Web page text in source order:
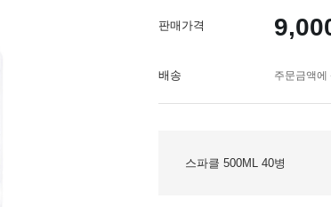
판매가격
배송 주문금액에
스파클 500ML 40병